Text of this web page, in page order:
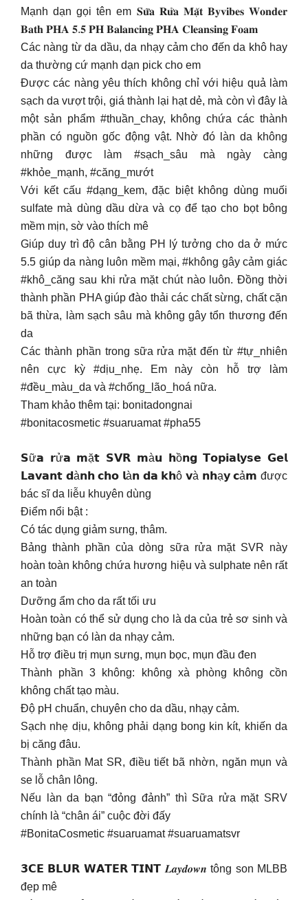
Mạnh dạn gọi tên em 𝐒𝐮̛̃𝐚 𝐑𝐮̛̉𝐚 𝐌𝐚̣̆𝐭 𝐁𝐲𝐯𝐢𝐛𝐞𝐬 𝐖𝐨𝐧𝐝𝐞𝐫
𝐁𝐚𝐭𝐡 𝐏𝐇𝐀 𝟓.𝟓 𝐏𝐇 𝐁𝐚𝐥𝐚𝐧𝐜𝐢𝐧𝐠 𝐏𝐇𝐀 𝐂𝐥𝐞𝐚𝐧𝐬𝐢𝐧𝐠 𝐅𝐨𝐚𝐦
Các nàng từ da dầu, da nhạy cảm cho đến da khô hay
da thường cứ mạnh dạn pick cho em
Được các nàng yêu thích không chỉ với hiệu quả làm
sạch da vượt trội, giá thành lại hạt dẻ, mà còn vì đây là
một sản phẩm #thuần_chay, không chứa các thành
phần có nguồn gốc động vật. Nhờ đó làn da không
những được làm #sạch_sâu mà ngày càng
#khỏe_mạnh, #căng_mướt
Với kết cấu #dạng_kem, đặc biệt không dùng muối
sulfate mà dùng dầu dừa và cọ để tạo cho bọt bông
mềm mịn, sờ vào thích mê
Giúp duy trì độ cân bằng PH lý tưởng cho da ở mức
5.5 giúp da nàng luôn mềm mại, #không gây cảm giác
#khô_căng sau khi rửa mặt chút nào luôn. Đồng thời
thành phần PHA giúp đào thải các chất sừng, chất cặn
bã thừa, làm sạch sâu mà không gây tổn thương đến
da
Các thành phần trong sữa rửa mặt đến từ #tự_nhiên
nên cực kỳ #dịu_nhẹ. Em này còn hỗ trợ làm
#đều_màu_da và #chống_lão_hoá nữa.
Tham khảo thêm tại: bonitadongnai
#bonitacosmetic #suaruamat #pha55
𝗦ữ𝗮 𝗿ử𝗮 𝗺ặ𝘁 𝗦𝗩𝗥 𝗺à𝘂 𝗵ồ𝗻𝗴 𝗧𝗼𝗽𝗶𝗮𝗹𝘆𝘀𝗲 𝗚𝗲𝗹
𝗟𝗮𝘃𝗮𝗻𝘁 𝗱à𝗻𝗵 𝗰𝗵𝗼 𝗹à𝗻 𝗱𝗮 𝗸𝗵ô 𝘃à 𝗻𝗵ạ𝘆 𝗰ả𝗺 được
bác sĩ da liễu khuyên dùng
Điểm nổi bật :
Có tác dụng giảm sưng, thâm.
Bảng thành phần của dòng sữa rửa mặt SVR này
hoàn toàn không chứa hương hiệu và sulphate nên rất
an toàn
Dưỡng ẩm cho da rất tối ưu
Hoàn toàn có thể sử dụng cho là da của trẻ sơ sinh và
những bạn có làn da nhạy cảm.
Hỗ trợ điều trị mụn sưng, mụn bọc, mụn đầu đen
Thành phần 3 không: không xà phòng không cồn
không chất tạo màu.
Độ pH chuẩn, chuyên cho da dầu, nhạy cảm.
Sạch nhẹ dịu, không phải dạng bong kin kít, khiến da
bị căng đâu.
Thành phần Mat SR, điều tiết bã nhờn, ngăn mụn và
se lỗ chân lông.
Nếu làn da bạn “đỏng đảnh” thì Sữa rửa mặt SRV
chính là “chân ái” cuộc đời đấy
#BonitaCosmetic #suaruamat #suaruamatsvr
𝟯𝗖𝗘 𝗕𝗟𝗨𝗥 𝗪𝗔𝗧𝗘𝗥 𝗧𝗜𝗡𝗧 𝑳𝒂𝒚𝒅𝒐𝒘𝒏 tông son MLBB
đẹp mê